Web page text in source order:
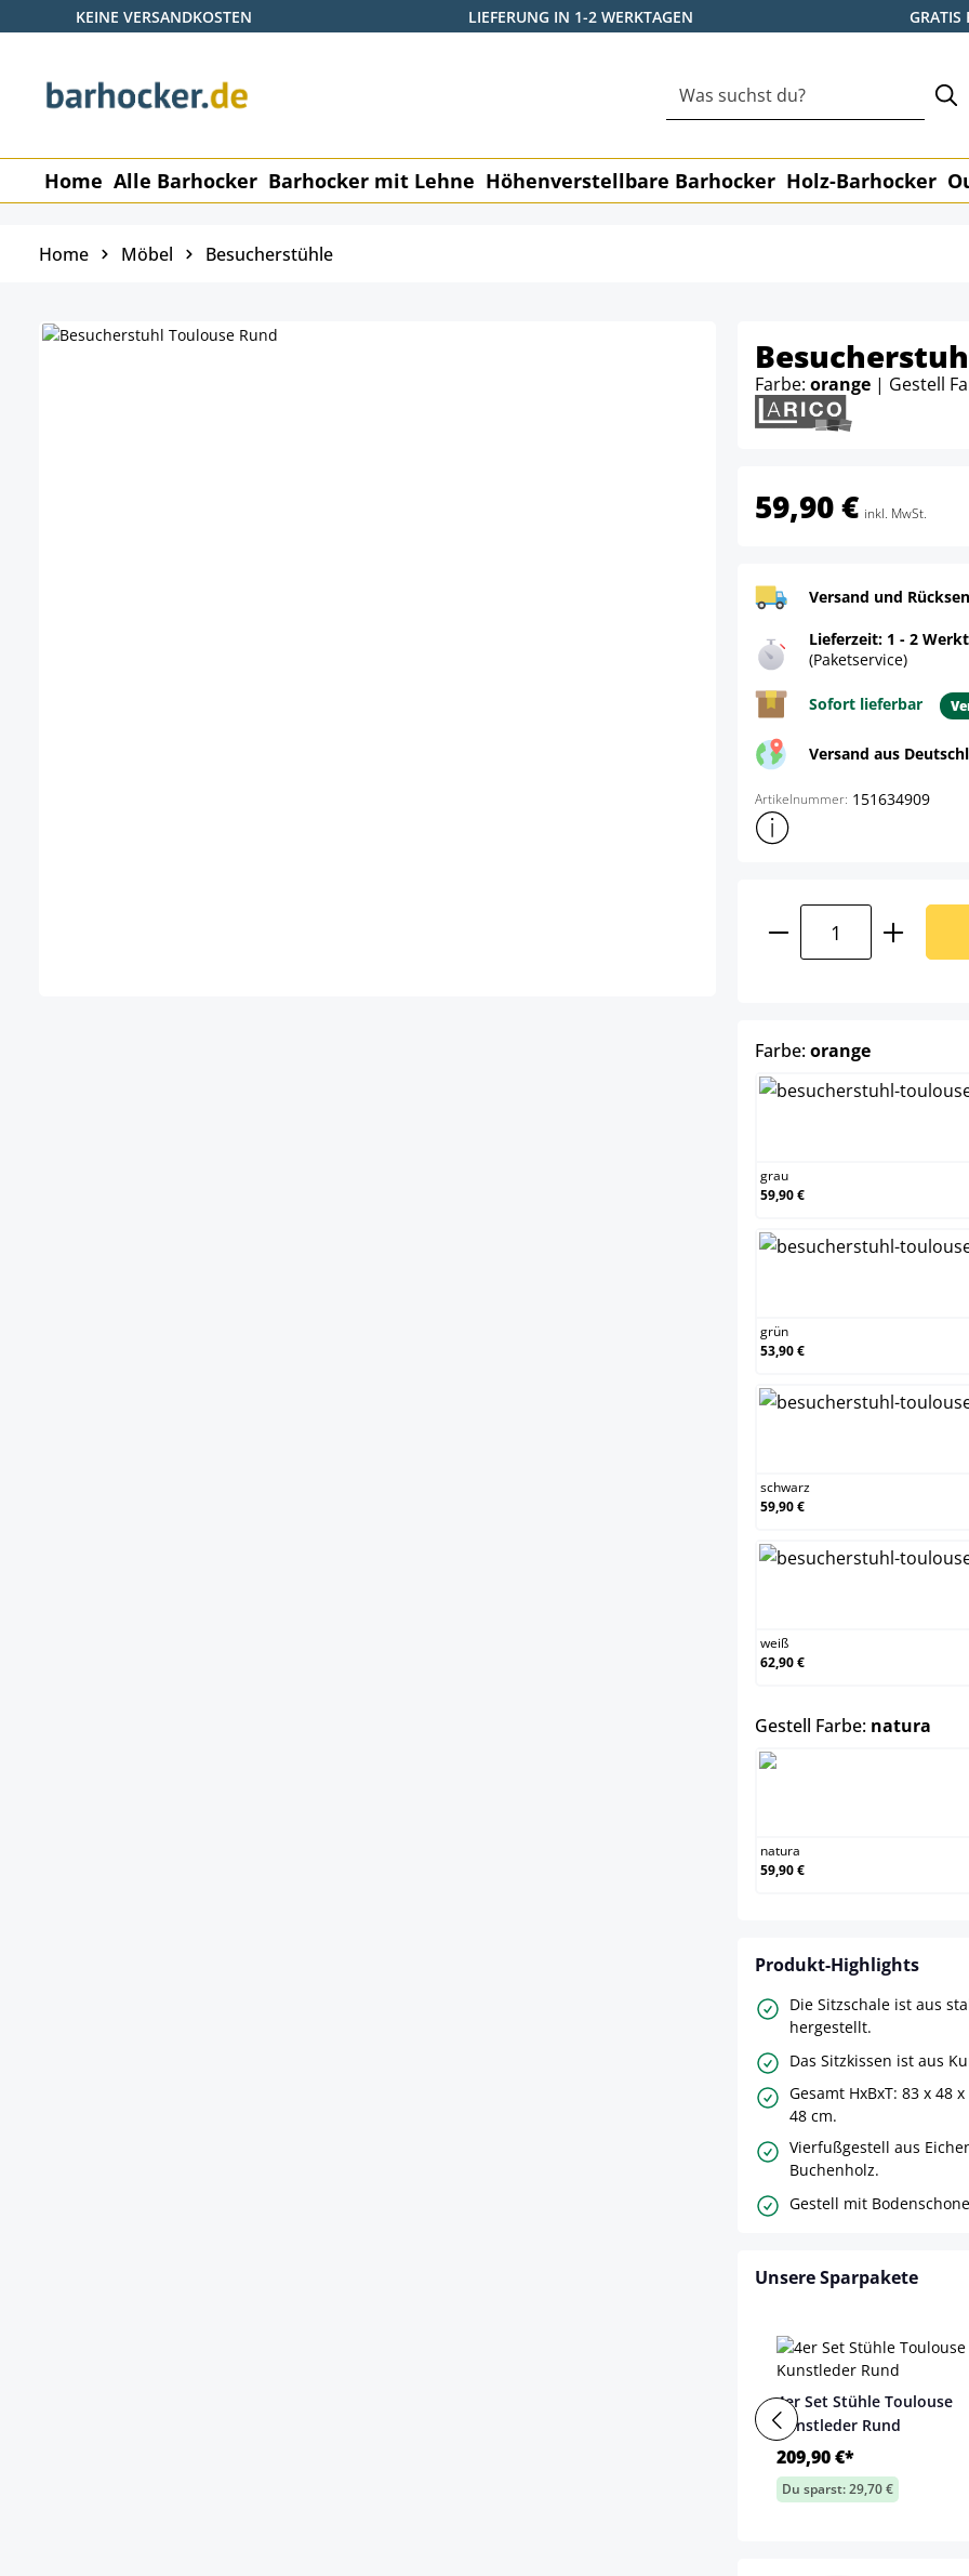
Hauptinhalt springen
Zur Suche springen
Zur Hauptnavigation springen
KEINE VERSANDKOSTEN LIEFERUNG IN 1-2 WERKTAGEN GRATIS
Home Alle Barhocker Barhocker mit Lehne Höhenverstellbare Barhocker Holz-Barhocker
Home Möbel Besucherstühle
Farbe: orange | Gestell
59,90 € inkl. MwSt.
Versand und
Lieferzeit: 1 - 2
(Paketservice)
Sofort lieferbar
Versand aus
Artikelnummer: 151634909
Weitere
Produkt Anzahl:
Farbe:orangeauswählen
grau
59,90 €
grün
53,90 €
schwarz
59,90 €
weiß
62,90 €
Gestell Farbe: natura
natura
59,90 €
Produkt-Highlights
Die Sitzschale ist aus
hergestellt.
Das Sitzkissen ist aus
Gesamt HxBxT: 83 x 48
48 cm.
Vierfußgestell aus
Buchenholz.
Gestell mit
Unsere Sparpakete
4er Set Stühle Toulouse
Kunstleder Rund
209,90 €*
Du sparst: 29,70 €